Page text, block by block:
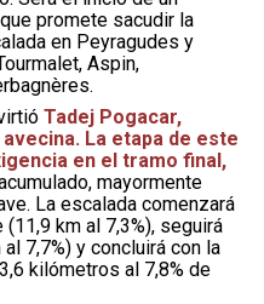
promete sacudir la
en Peyragudes y
Aspin,
Tadej Pogacar,
La etapa de este
en el tramo final,
mayormente
La escalada comenzará
km al 7,3%), seguirá
7,7%) y concluirá con la
kilómetros al 7,8% de